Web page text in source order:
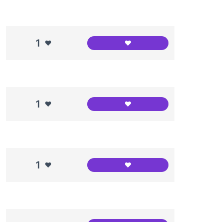
1 ❤️ ❤️Fundació Intered
1 ❤️ ❤️Institut l'Alzina
1 ❤️ ❤️AFA La Morera